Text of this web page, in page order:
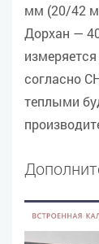
мм (20/42
Дорхан —
согласно
теплыми